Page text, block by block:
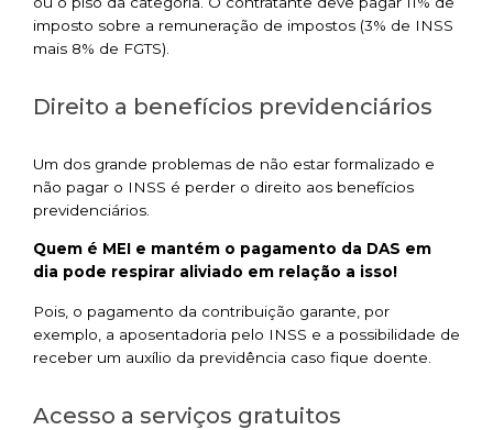
imposto sobre a remuneração de impostos (3% de INSS
mais 8% de FGTS).
Direito a benefícios previdenciários
Um dos grande problemas de não estar formalizado e
não pagar o INSS é perder o direito aos benefícios
previdenciários.
Quem é MEI e mantém o pagamento da DAS em
dia pode respirar aliviado em relação a isso!
Pois, o pagamento da contribuição garante, por
exemplo, a aposentadoria pelo INSS e a possibilidade de
receber um auxílio da previdência caso fique doente.
Acesso a serviços gratuitos